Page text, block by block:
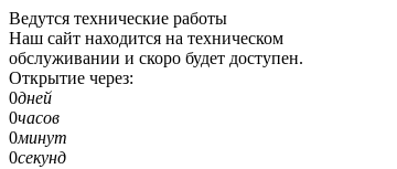
Ведутся технические работы
Наш сайт находится на техническом
обслуживании и скоро будет доступен.
Открытие через:
0дней
0часов
0минут
0секунд